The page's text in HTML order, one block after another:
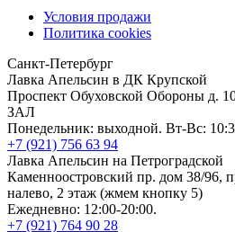
Условия продажи
Политика cookies
Санкт-Петербург
Лавка Апельсин в ДК Крупской
Проспект Обуховской Обороны д.
ЗАЛ
Понедельник: выходной. Вт-Вс:
+7 (921) 756 63 94
Лавка Апельсин на Петроградской
Каменноостровский пр. дом 38/96,
налево, 2 этаж (жмем кнопку 5)
Ежедневно: 12:00-20:00.
+7 (921) 764 90 28